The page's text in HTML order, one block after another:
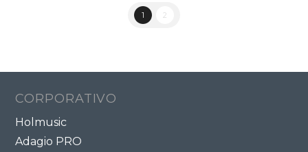
1 2
CORPORATIVO
Holmusic
Adagio PRO